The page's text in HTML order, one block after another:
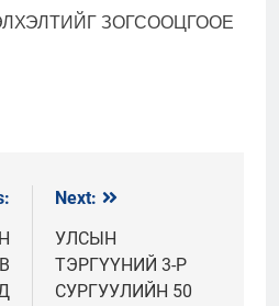
ЗОГСООЦГООЕ
Next:
УЛСЫН
ТЭРГҮҮНИЙ 3-Р
СУРГУУЛИЙН 50